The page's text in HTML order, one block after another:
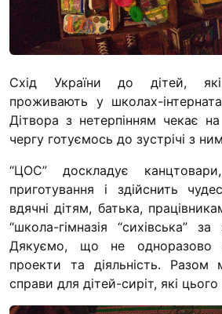
Схід України до дітей,
проживають у школах-
Дітвора з нетерпінням чекає
чергу готуємось до зустрічі з
“ЦОС” доскладує
приготування і здійснить
вдячні дітям, батька,
“школа-гімназія “сихівська” за
Дякуємо, що не одноразово
проекти та діяльність.
справи для дітей-сиріт, які